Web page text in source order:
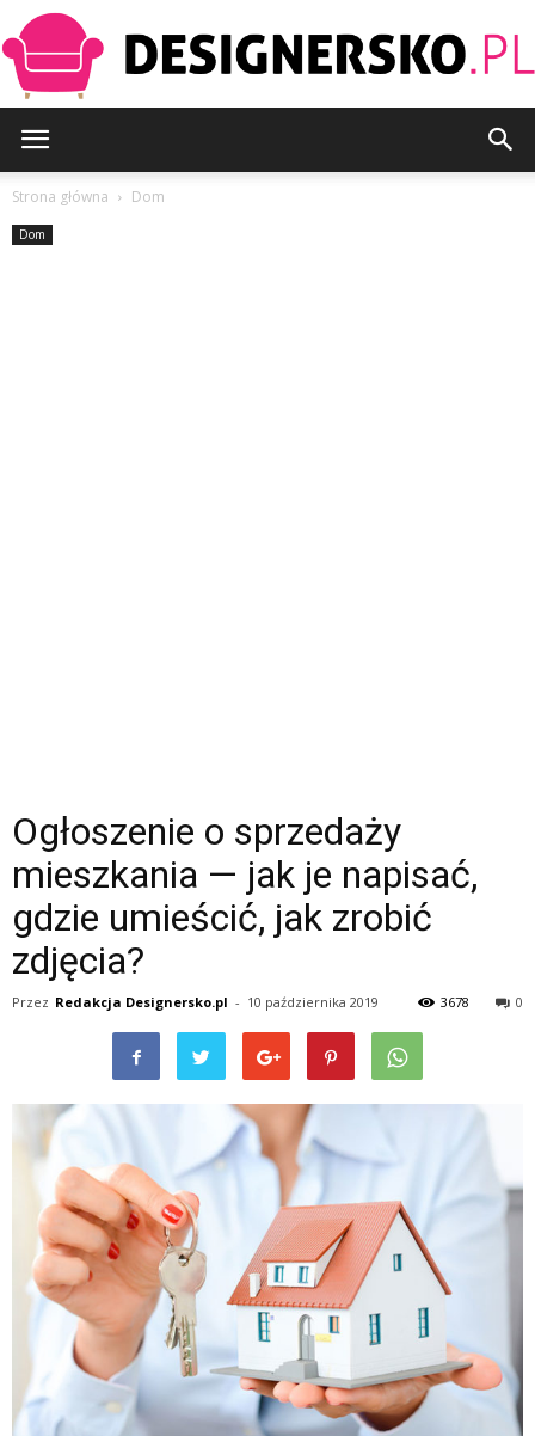
Strona główna Dom
Dom
Ogłoszenie o sprzedaży
mieszkania — jak je napisać,
gdzie umieścić, jak zrobić
zdjęcia?
Przez Redakcja Designersko.pl - 10 października 2019 0
3678